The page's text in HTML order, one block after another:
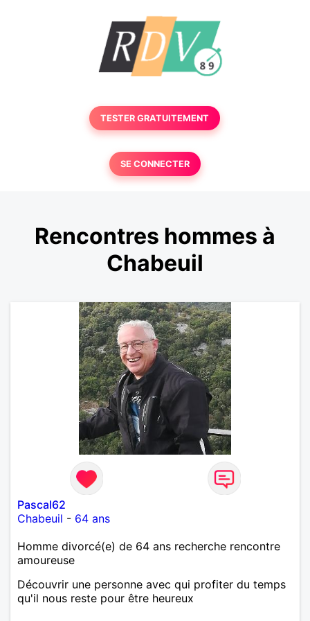
TESTER GRATUITEMENT
SE CONNECTER
Rencontres hommes à
Chabeuil
Pascal62
Chabeuil - 64 ans
Homme divorcé(e) de 64 ans recherche rencontre
amoureuse
Découvrir une personne avec qui profiter du temps
qu'il nous reste pour être heureux